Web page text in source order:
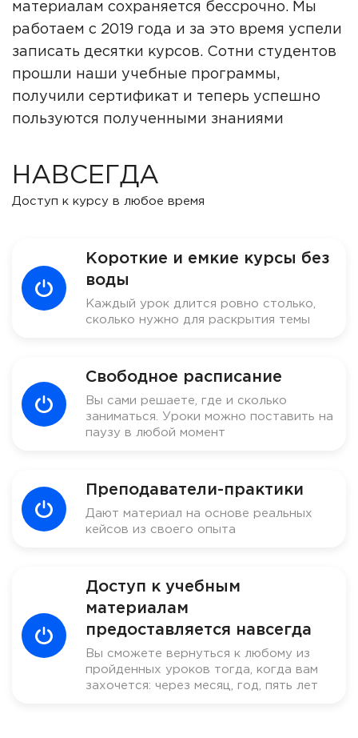
материалам сохраняется бессрочно. Мы
работаем с 2019 года и за это время успели
записать десятки курсов. Сотни студентов
прошли наши учебные программы,
получили сертификат и теперь успешно
пользуются полученными знаниями
НАВСЕГДА
Доступ к курсу в любое время
Короткие и емкие курсы без
воды
Каждый урок длится ровно столько,
сколько нужно для раскрытия темы
Свободное расписание
Вы сами решаете, где и сколько
заниматься. Уроки можно поставить на
паузу в любой момент
Преподаватели-практики
Дают материал на основе реальных
кейсов из своего опыта
Доступ к учебным
материалам
предоставляется навсегда
Вы сможете вернуться к любому из
пройденных уроков тогда, когда вам
захочется: через месяц, год, пять лет